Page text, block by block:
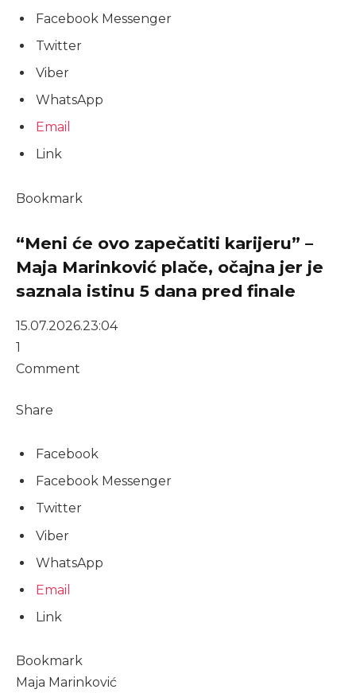
Facebook Messenger
Twitter
Viber
WhatsApp
Email
Link
Bookmark
“Meni će ovo zapečatiti karijeru” –
Maja Marinković plače, očajna jer je
saznala istinu 5 dana pred finale
15.07.2026.23:04
1
Comment
Share
Facebook
Facebook Messenger
Twitter
Viber
WhatsApp
Email
Link
Bookmark
Maja Marinković